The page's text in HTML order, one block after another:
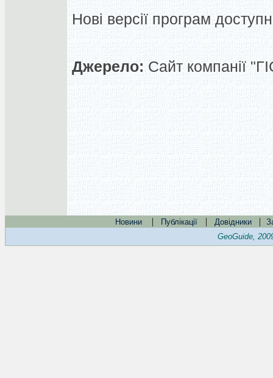
Нові версії програм
Джерело: Сайт компанії
Новини | Публікації | Довідники |
GeoGuide,